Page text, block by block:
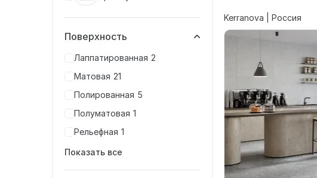
Поверхность
Лаппатированная 2
Матовая 21
Полированная 5
Полуматовая 1
Рельефная 1
Показать все
Kerranova | Россия